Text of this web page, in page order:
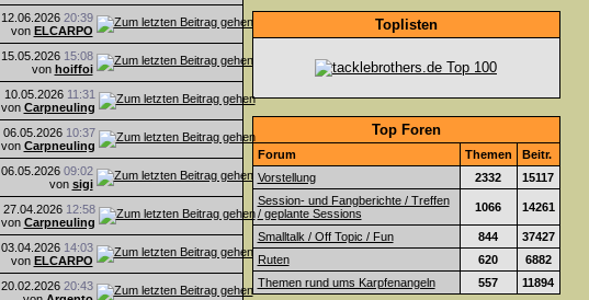
12.06.2026 20:39
von ELCARPO
15.05.2026 15:08
von hoiffoi
10.05.2026 11:31
von Carpneuling
06.05.2026 10:37
von Carpneuling
06.05.2026 09:02
von sigi
27.04.2026 12:58
von Carpneuling
03.04.2026 14:03
von ELCARPO
20.02.2026 20:43
Toplisten
Top Foren
Forum Themen
Beitr.
Vorstellung
2332
15117
Session- und Fangberichte / Treffen
/ geplante Sessions
1066 14261
Smalltalk / Off Topic / Fun 844
37427
Ruten
620
6882
Themen rund ums Karpfenangeln
557 11894